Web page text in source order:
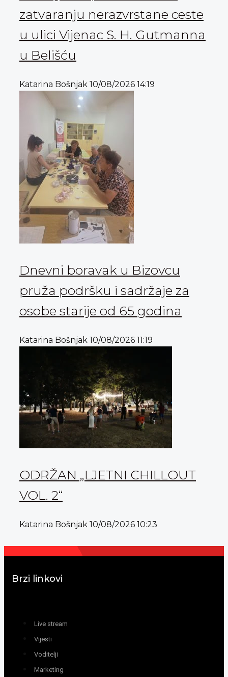
zatvaranju nerazvrstane ceste
u ulici Vijenac S. H. Gutmanna
u Belišću
Katarina Bošnjak 10/08/2026 14:19
Dnevni boravak u Bizovcu
pruža podršku i sadržaje za
osobe starije od 65 godina
Katarina Bošnjak 10/08/2026 11:19
ODRŽAN „LJETNI CHILLOUT
VOL. 2“
Katarina Bošnjak 10/08/2026 10:23
Brzi linkovi
Live stream
Vijesti
Voditelji
Marketing